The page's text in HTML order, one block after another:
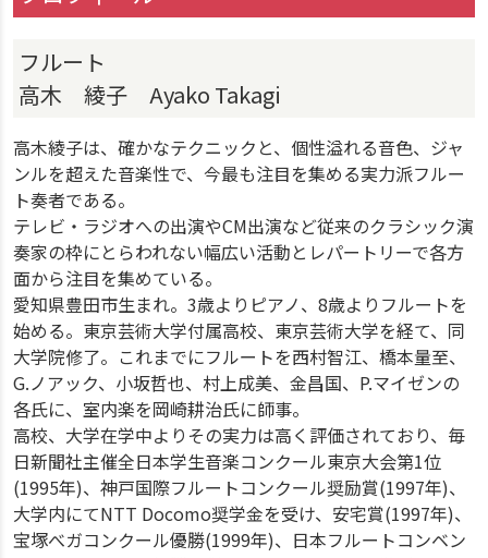
フルート
高木 綾子 Ayako Takagi
高木綾子は、確かなテクニックと、個性溢れる音色、ジャ
ンルを超えた音楽性で、今最も注目を集める実力派フルー
ト奏者である。
テレビ・ラジオへの出演やCM出演など従来のクラシック演
奏家の枠にとらわれない幅広い活動とレパートリーで各方
面から注目を集めている。
愛知県豊田市生まれ。3歳よりピアノ、8歳よりフルートを
始める。東京芸術大学付属高校、東京芸術大学を経て、同
大学院修了。これまでにフルートを西村智江、橋本量至、
G.ノアック、小坂哲也、村上成美、金昌国、P.マイゼンの
各氏に、室内楽を岡崎耕治氏に師事。
高校、大学在学中よりその実力は高く評価されており、毎
日新聞社主催全日本学生音楽コンクール東京大会第1位
(1995年)、神戸国際フルートコンクール奨励賞(1997年)、
大学内にてNTT Docomo奨学金を受け、安宅賞(1997年)、
宝塚べガコンクール優勝(1999年)、日本フルートコンベン